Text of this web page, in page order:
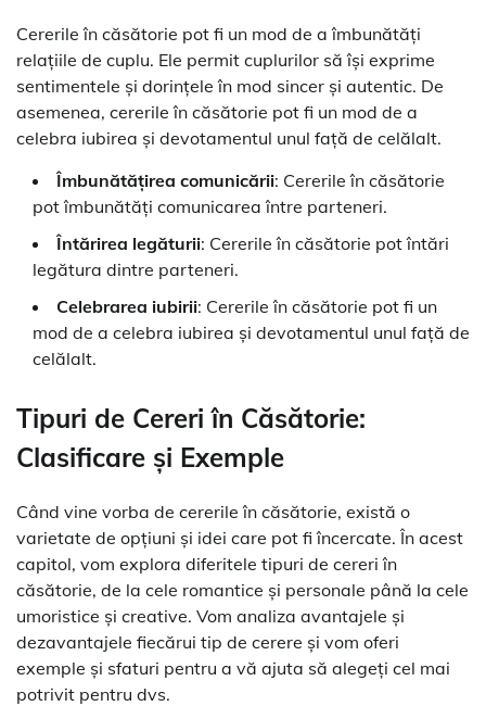
Cererile în căsătorie pot fi un mod de a îmbunătăți
relațiile de cuplu. Ele permit cuplurilor să își exprime
sentimentele și dorințele în mod sincer și autentic. De
asemenea, cererile în căsătorie pot fi un mod de a
celebra iubirea și devotamentul unul față de celălalt.
Îmbunătățirea comunicării: Cererile în căsătorie
pot îmbunătăți comunicarea între parteneri.
Întărirea legăturii: Cererile în căsătorie pot întări
legătura dintre parteneri.
Celebrarea iubirii: Cererile în căsătorie pot fi un
mod de a celebra iubirea și devotamentul unul față de
celălalt.
Tipuri de Cereri în Căsătorie:
Clasificare și Exemple
Când vine vorba de cererile în căsătorie, există o
varietate de opțiuni și idei care pot fi încercate. În acest
capitol, vom explora diferitele tipuri de cereri în
căsătorie, de la cele romantice și personale până la cele
umoristice și creative. Vom analiza avantajele și
dezavantajele fiecărui tip de cerere și vom oferi
exemple și sfaturi pentru a vă ajuta să alegeți cel mai
potrivit pentru dvs.